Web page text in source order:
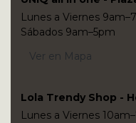
Lunes a Viernes
Sábados 9am–5pm
Ver en Mapa
Lola Trendy Shop -
Lunes a Viernes